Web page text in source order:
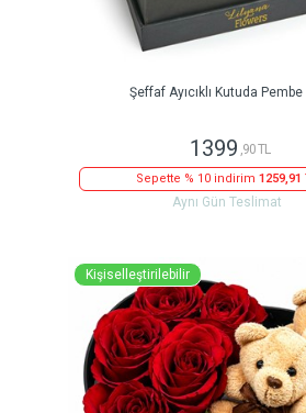
Şeffaf Ayıcıklı Kutuda Pembe
1399 ,90 TL
Sepette % 10 indirim 1259,91
Aynı Gün Teslimat
Kişiselleştirilebilir